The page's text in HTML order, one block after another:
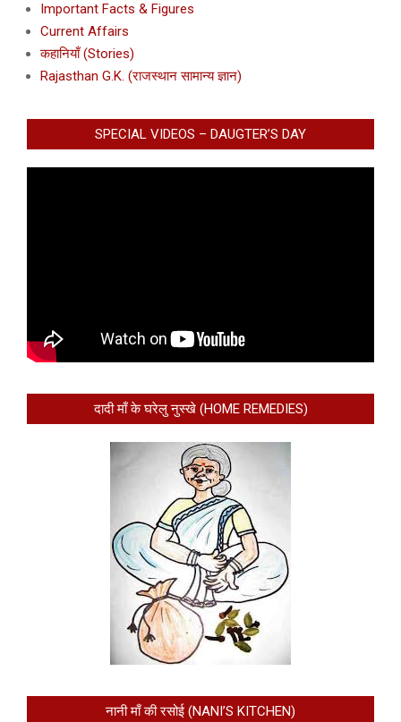
Important Facts & Figures
Current Affairs
कहानियाँ (Stories)
Rajasthan G.K. (राजस्थान सामान्य ज्ञान)
SPECIAL VIDEOS – DAUGTER’S DAY
दादी माँ के घरेलु नुस्खे (HOME REMEDIES)
नानी माँ की रसोई (NANI’S KITCHEN)